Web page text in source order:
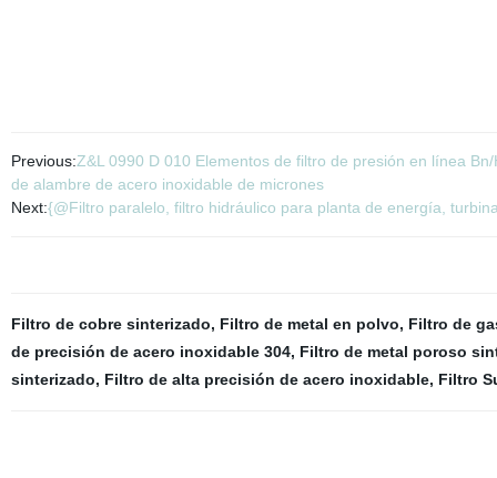
Previous:Z&L 0990 D 010 Elementos de filtro de presión en línea
de alambre de acero inoxidable de micrones
Next:{@Filtro paralelo, filtro hidráulico para planta de energía,
Filtro de cobre sinterizado, Filtro de metal en polvo, Filtro de
de precisión de acero inoxidable 304, Filtro de metal poroso
sinterizado, Filtro de alta precisión de acero inoxidable, Filtro